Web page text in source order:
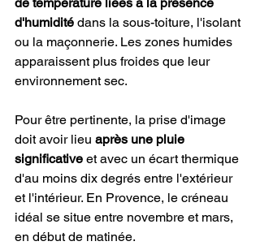
de température liées à la présence
d'humidité dans la sous-toiture, l'isolant
ou la maçonnerie. Les zones humides
apparaissent plus froides que leur
environnement sec.
Pour être pertinente, la prise d'image
doit avoir lieu après une pluie
significative et avec un écart thermique
d'au moins dix degrés entre l'extérieur
et l'intérieur. En Provence, le créneau
idéal se situe entre novembre et mars,
en début de matinée.